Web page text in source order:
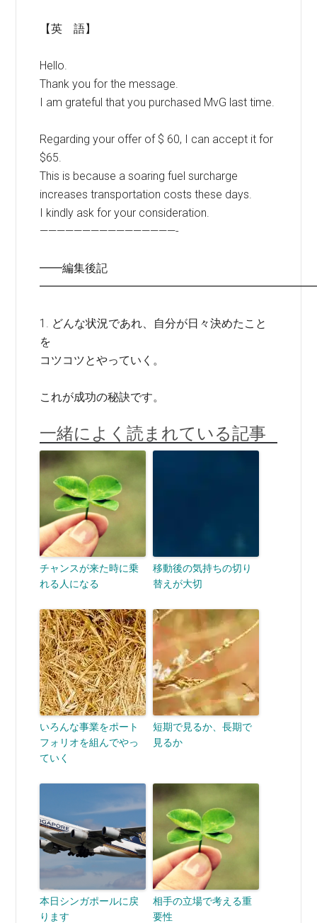
【英 語】
Hello.
Thank you for the message.
I am grateful that you purchased MvG last time.
Regarding your offer of $ 60, I can accept it for
$65.
This is because a soaring fuel surcharge
increases transportation costs these days.
I kindly ask for your consideration.
————————————————-
━━編集後記
1. どんな状況であれ、自分が日々決めたこと
を
コツコツとやっていく。
これが成功の秘訣です。
一緒によく読まれている記事
チャンスが来た時に乗
れる人になる
移動後の気持ちの切り
替えが大切
いろんな事業をポート
フォリオを組んでやっ
ていく
短期で見るか、長期で
見るか
本日シンガポールに戻
ります
相手の立場で考える重
要性